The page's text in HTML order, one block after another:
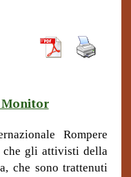
Rompere
che gli attivisti della
che sono trattenuti